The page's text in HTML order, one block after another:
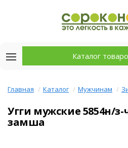
Каталог
Главная Каталог Мужчинам
Угги мужские 5854н/
замша